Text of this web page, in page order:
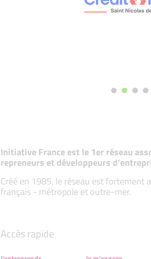
Initiative France est le 1er réseau
repreneurs et développeurs
Créé en 1985, le réseau est
français - métropole et outre-mer.
Accès rapide